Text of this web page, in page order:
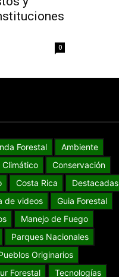
0
Forestal
Ambiente
Climático
Conservación
Costa Rica
Destacadas
de videos
Guia Forestal
Manejo de Fuego
Parques Nacionales
Originarios
Forestal Tecnologías